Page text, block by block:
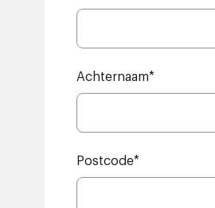
Achternaam*
Postcode*